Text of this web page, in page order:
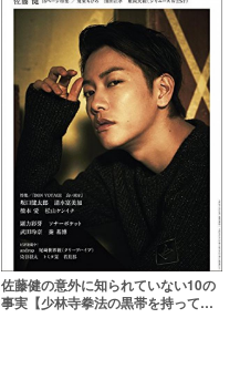
佐藤健の意外に知られていない10の
事実【少林寺拳法の黒帯を持って